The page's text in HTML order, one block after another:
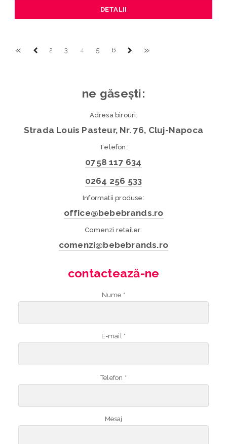
DETALII
« 2 3 4 5 6 »
ne găsești:
Adresa birouri:
Strada Louis Pasteur, Nr. 76, Cluj-Napoca
Telefon:
0758 117 634
0264 256 533
Informatii produse:
office@bebebrands.ro
Comenzi retailer:
comenzi@bebebrands.ro
contactează-ne
Nume *
E-mail *
Telefon *
Mesaj